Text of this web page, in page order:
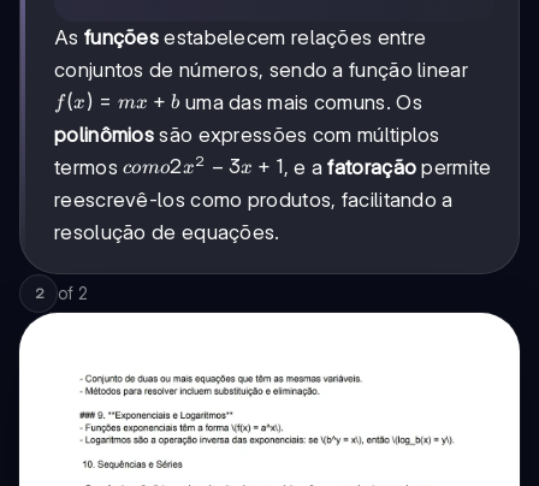
As funções estabelecem relações entre
conjuntos de números, sendo a função linear
f(x)
=
mx
+ b
f(x) = mx + buma das mais comuns. Os
polinômios são expressões com múltiplos
termoscomo
2x² -
3x +
1
como2x2 − 3x + 1, e afatoração permite
reescrevê-los como produtos, facilitando a
resolução de equações.
2 of 2